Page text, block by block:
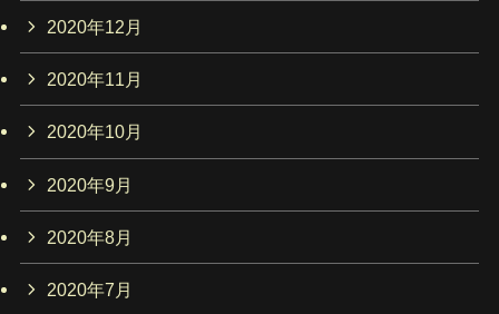
2020年12月
2020年11月
2020年10月
2020年9月
2020年8月
2020年7月